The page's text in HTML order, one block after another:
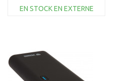
EN STOCK EN EXTERNE